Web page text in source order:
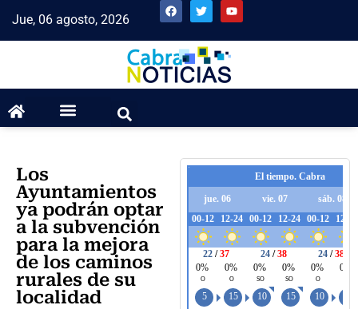
Jue, 06 agosto, 2026
Los
Ayuntamientos
ya podrán optar
a la subvención
para la mejora
de los caminos
rurales de su
localidad